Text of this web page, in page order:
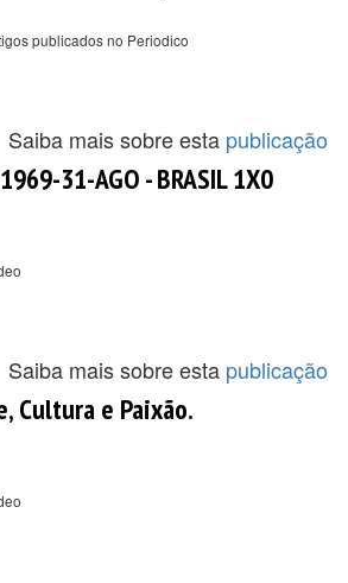
publicados no Periodico
Saiba mais sobre esta publicação
31-AGO - BRASIL 1X0
Saiba mais sobre esta publicação
Cultura e Paixão.